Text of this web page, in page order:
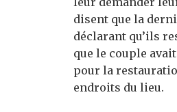
disent que la
déclarant qu’ils
que le couple
pour la
endroits du lieu.